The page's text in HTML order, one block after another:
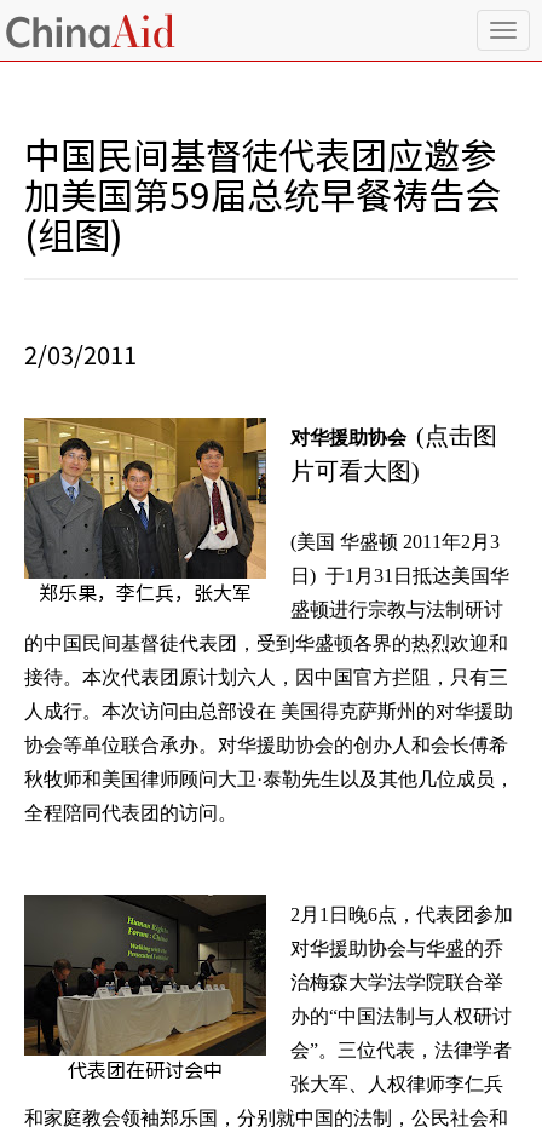
T
o
中国民间基督徒代表团应邀参
加美国第59届总统早餐祷告会
(组图)
2/03/2011
郑乐果，李仁兵，张大军
对华援助协会 (点击图
片可看大图)
(美国 华盛顿 2011年2 月 3
日 ) 于1 月 31 日抵达美国华
盛顿进行宗教与法制研讨
的中国民间基督徒代表团，受到华盛顿各界的热烈欢迎和
接待。本次代表团原计划六人，因中国官方拦阻，只有三
人成行。本次访问由总部设在 美国得克萨斯州的对华援助
协会等单位联合承办。对华援助协会的创办人和会长傅希
秋牧师和美国律师顾问大卫·泰勒先生以及其他几位成员，
全程陪同代表团的访问。
代表团在研讨会中
2 月 1 日晚6点，代表团参加
对华援助协会与华盛的乔
治梅森大学法学院联合举
办的“中国法制与人权研讨
会”。三位代表，法律学者
张大军、人权律师李仁兵
和家庭教会领袖郑乐国，分别就中国的法制，公民社会和